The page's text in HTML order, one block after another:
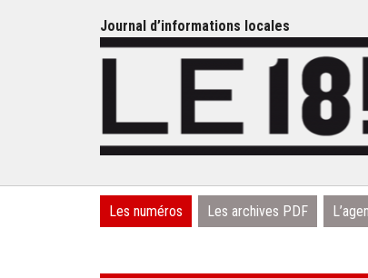
Journal d’informations locales
Les numéros Les archives PDF